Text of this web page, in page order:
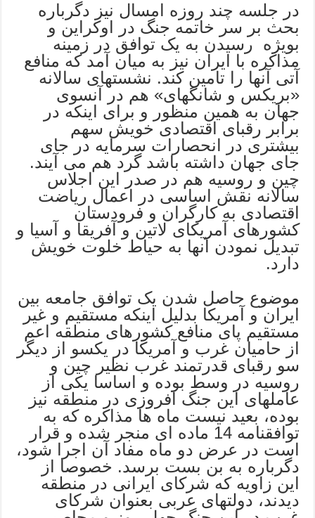
در جلسه چند روزه امسال نیز دگرباره
بحث بر سر خاتمه جنگ در اوکراین و
بویژه رسیدن به یک توافق در زمینه
مذاکره با ایران نیز به میان آمد که منافع
آتی آنها را تامین کند. نشستهای سالانه
«بریکس و شانگهای» هم در آنسوی
جهان به همین منظور و برای اینکه در
برابر رقبای اقتصادی خویش سهم
بیشتری در انحصارات سرمایه در جای
جای جهان داشته باشد گرد هم می آیند.
چین و روسیه هم در صدر این اجلاس
سالانه نقش اساسی در اعمال ریاضت
اقتصادی به کارگران و فرودستان
کشورهای آمریکای لاتین و آفریقا و آسیا و
تبدیل نمودن آنها به حیاط خلوت خویش
دارد.
موضوع حاصل شدن یک توافق جامعه بین
ایران و آمریکا بدلیل اینکه مستقیم و غیر
مستقیم پای منافع کشورهای منطقه اعم
از حامیان غرب و آمریکا در یکسو از دیگر
سو رقبای قدرتمند غرب نظیر چین و
روسیه در وسط بوده و اساسا یکی از
عاملهای این جنگ افروزی در منطقه نیز
بوده، بعید نیست ماه ها مذاکره که به
توافقنامه 14 ماده ای منجر شده و قرار
است در عرض دو ماه مفاد آن اجرا شود،
دگرباره به بن بست برسد. خصوصا از
این زاویه که شرکای ایرانی در منطقه
دیدند، دولتهای عربی بعنوان شرکای